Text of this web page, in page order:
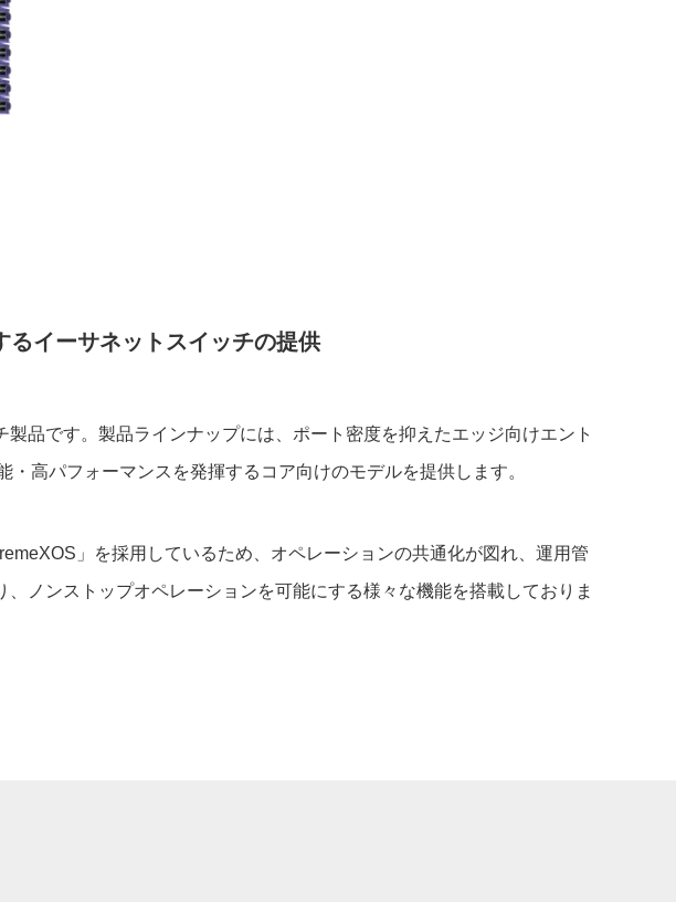
るイーサネットスイッチの提供
品です。製品ラインナップには、ポート密度を抑えたエッジ向けエント
高パフォーマンスを発揮するコア向けのモデルを提供します。
」を採用しているため、オペレーションの共通化が図れ、運用管
ノンストップオペレーションを可能にする様々な機能を搭載しておりま